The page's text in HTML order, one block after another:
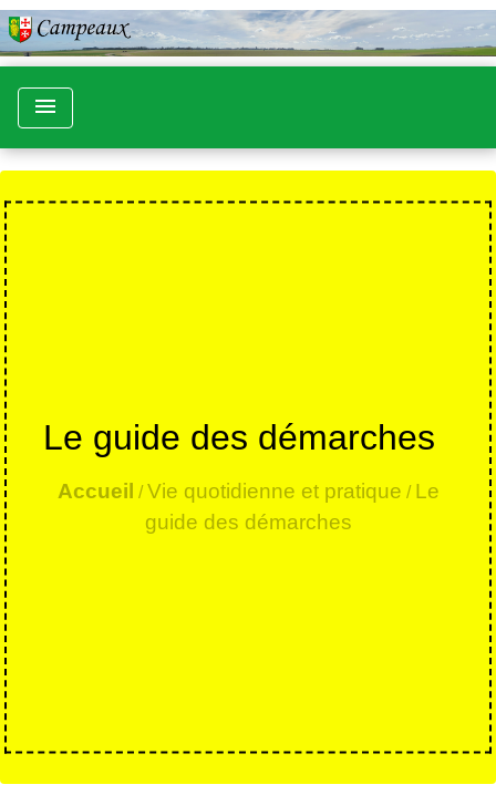
menu
Le guide des démarches
Accueil /Vie quotidienne et pratique / Le
guide des démarches